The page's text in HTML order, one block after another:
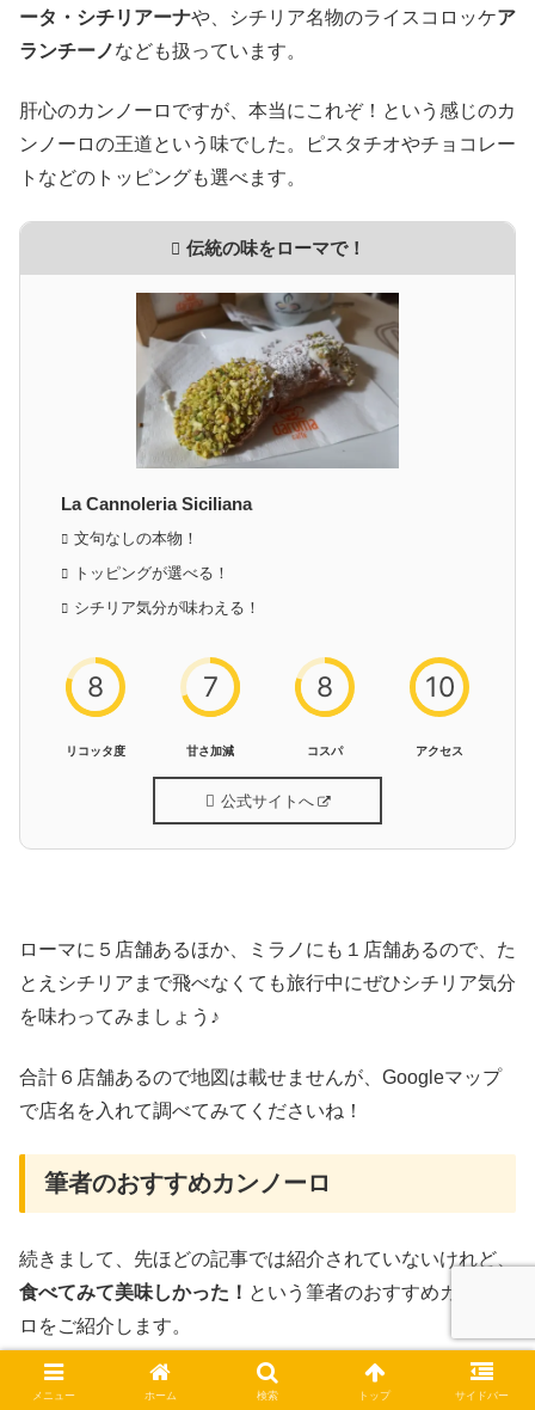
ータ・シチリアーナや、シチリア名物のライスコロッケア
ランチーノなども扱っています。
肝心のカンノーロですが、本当にこれぞ！という感じのカ
ンノーロの王道という味でした。ピスタチオやチョコレー
トなどのトッピングも選べます。
伝統の味をローマで！
La Cannoleria Siciliana
文句なしの本物！
トッピングが選べる！
シチリア気分が味わえる！
8
リコッタ度
7
甘さ加減
8
コスパ
10
アクセス
公式サイトへ
ローマに５店舗あるほか、ミラノにも１店舗あるので、た
とえシチリアまで飛べなくても旅行中にぜひシチリア気分
を味わってみましょう♪
合計６店舗あるので地図は載せませんが、Googleマップ
で店名を入れて調べてみてくださいね！
筆者のおすすめカンノーロ
続きまして、先ほどの記事では紹介されていないけれど、
食べてみて美味しかった！ という筆者のおすすめカンノー
ロをご紹介します。
Paticceria Gelateria D’Amore（パスティチェ
メニュー ホーム 検索 トップ サイドバー